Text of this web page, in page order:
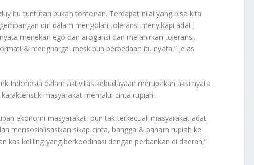
itu tuntutan bukan tontonan. Terdapat nilai yang bisa kita
diri dalam mengolah toleransi menyikapi adat-
menekan ego dan arogansi dan melahirkan toleransi.
& menghargai meskipun perbedaan itu nyata,” jelas
Indonesia dalam aktivitas kebudayaan merupakan aksi nyata
masyarakat memalui cinta rupiah.
ekonomi masyarakat, pun tak terkecuali masyarakat adat.
mensosialisasikan sikap cinta, bangga & paham rupiah ke
kas keliling yang berkoodinasi dengan perbankan di daerah,”